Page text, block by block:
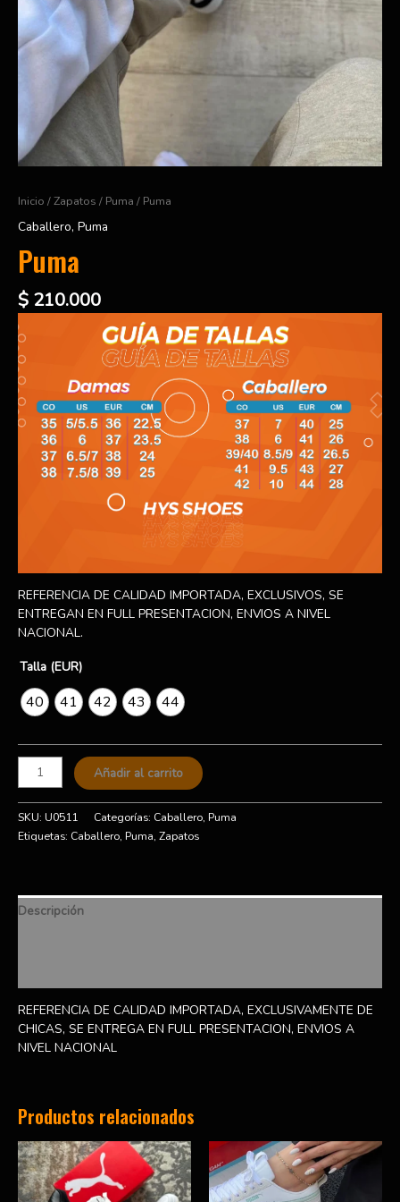
Inicio /Zapatos / Puma / Puma
Caballero, Puma
Puma
$ 210.000
REFERENCIA DE CALIDAD IMPORTADA, EXCLUSIVOS, SE
ENTREGAN EN FULL PRESENTACION, ENVIOS A NIVEL
NACIONAL.
Talla (EUR)
40 41 42 43 44
Añadir al carrito
SKU: U0511 Categorías: Caballero, Puma
Etiquetas: Caballero, Puma, Zapatos
Descripción
REFERENCIA DE CALIDAD IMPORTADA, EXCLUSIVAMENTE DE
CHICAS, SE ENTREGA EN FULL PRESENTACION, ENVIOS A
NIVEL NACIONAL
Productos relacionados